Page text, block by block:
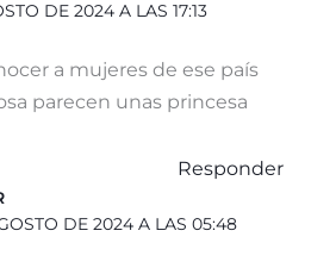
DE 2024 A LAS 17:13
a mujeres de ese país
parecen unas princesa
Responder
DE 2024 A LAS 05:48